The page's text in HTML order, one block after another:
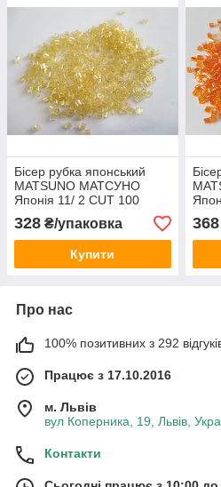
Бісер рубка японський
MATSUNO МАТСУНО
Японія 11/ 2 CUT 100
грам, № 502, світло
бежевий прозорий
328 ₴/упаковка
Купити
368
Про нас
100% позитивних з 292
Працює з 17.10.2016
м. Львів
вул Коперника, 19, Львів,
Контакти